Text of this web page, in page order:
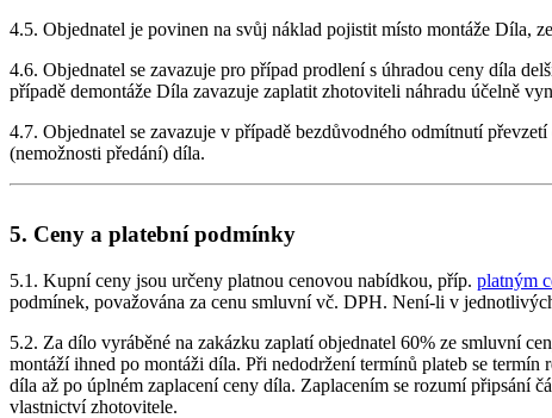
4.5. Objednatel je povinen na svůj náklad pojistit místo montáže Díla,
4.6. Objednatel se zavazuje pro případ prodlení s úhradou ceny díla
případě demontáže Díla zavazuje zaplatit zhotoviteli náhradu účelně
4.7. Objednatel se zavazuje v případě bezdůvodného odmítnutí
(nemožnosti předání) díla.
5. Ceny a platební podmínky
5.1. Kupní ceny jsou určeny platnou cenovou nabídkou, příp. platným
podmínek, považována za cenu smluvní vč. DPH. Není-li v
5.2. Za dílo vyráběné na zakázku zaplatí objednatel 60% ze smluvní
montáží ihned po montáži díla. Při nedodržení termínů plateb se
díla až po úplném zaplacení ceny díla. Zaplacením se rozumí připsání
vlastnictví zhotovitele.